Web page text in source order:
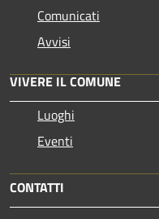
Comunicati
Avvisi
VIVERE IL COMUNE
Luoghi
Eventi
CONTATTI